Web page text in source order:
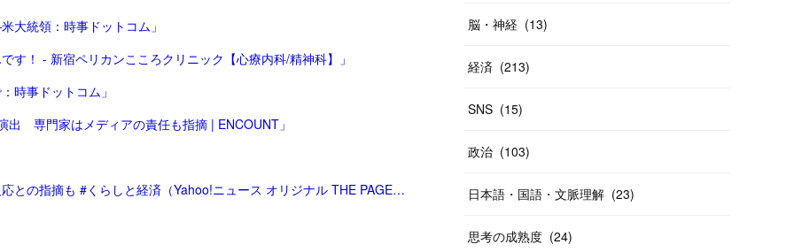
統領：時事ドットコム」
！ - 新宿ペリカンこころクリニック【心療内科/精神科】」
時事ドットコム」
出 専門家はメディアの責任も指摘 | ENCOUNT」
「「転売ヤー」への拒否感はなぜ生まれる？ アレルギー反応との指摘も #くらしと経済（Yahoo!ニュース オリジナル THE PAGE）」
脳・神経 (13)
経済 (213)
SNS (15)
政治 (103)
日本語・国語・文脈理解 (23)
思考の成熟度 (24)